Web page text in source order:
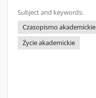
Subject and keywords:
Czasopismo akademickie
Życie akademickie